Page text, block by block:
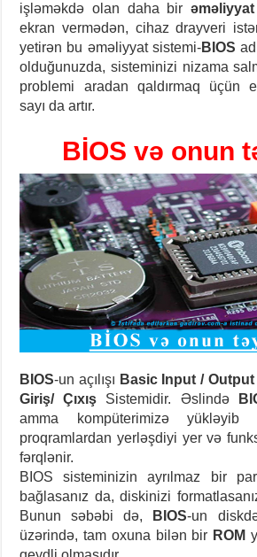
işləməkdə olan daha bir
ekran vermədən, cihaz drayveri
yetirən bu əməliyyat sistemi-BIOS
olduğunuzda, sisteminizi nizama
problemi aradan qaldırmaq üçün
sayı da artır.
BİOS və onun
BIOS-un açılışı Basic Input /
Giriş/ Çıxış Sistemidir. Əslində
amma kompüterimizə yükləyib
proqramlardan yerləşdiyi yer və
fərqlənir.
BIOS sisteminizin ayrılmaz bir
bağlasanız da, diskinizi
Bunun səbəbi də,
BIOS-un
üzərində, tam oxuna bilən bir ROM